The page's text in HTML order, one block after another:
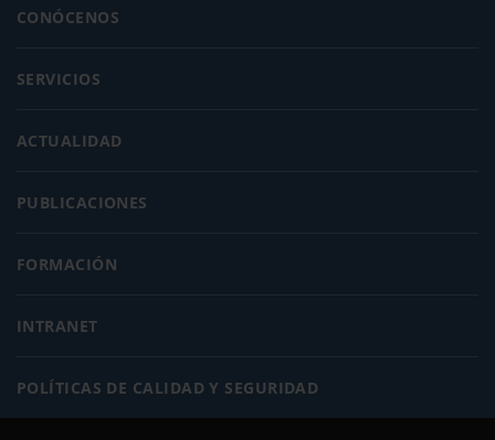
CONÓCENOS
SERVICIOS
ACTUALIDAD
PUBLICACIONES
FORMACIÓN
INTRANET
POLÍTICAS DE CALIDAD Y SEGURIDAD